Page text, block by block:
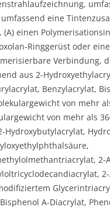
eine
einen
Ringgerüst oder
Verbindung,
aus 2-
Benzylacrylat,
von mehr
von mehr als
Hydroxybutylacrylat,
2-
A-Diacrylat,